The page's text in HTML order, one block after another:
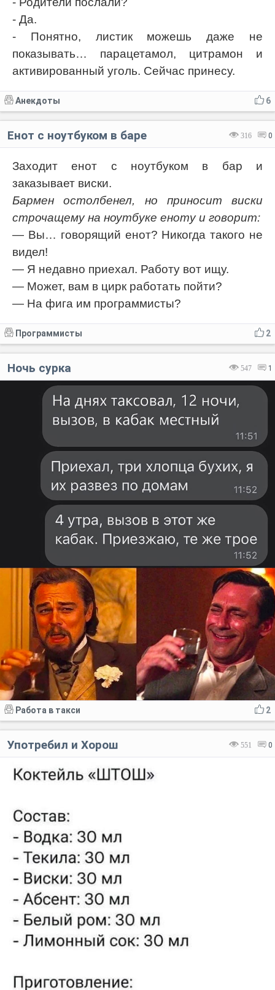
- Да.
- Понятно, листик можешь даже не
показывать… парацетамол, цитрамон и
активированный уголь. Сейчас принесу.
6
Анекдоты
316 0
Енот с ноутбуком в баре
Заходит енот с ноутбуком в бар и
заказывает виски.
Бармен остолбенел, но приносит виски
строчащему на ноутбуке еноту и говорит:
— Вы… говорящий енот? Никогда такого не
видел!
— Я недавно приехал. Работу вот ищу.
— Может, вам в цирк работать пойти?
— На фига им программисты?
2
Программисты
547 1
Ночь сурка
2
Работа в такси
551 0
Употребил и Хорош